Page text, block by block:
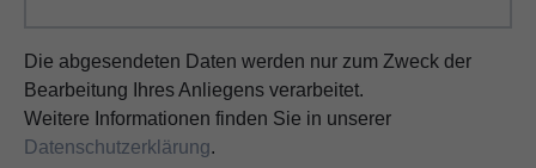
Die abgesendeten Daten werden nur zum Zweck der
Bearbeitung Ihres Anliegens verarbeitet.
Weitere Informationen finden Sie in unserer
Datenschutzerklärung.